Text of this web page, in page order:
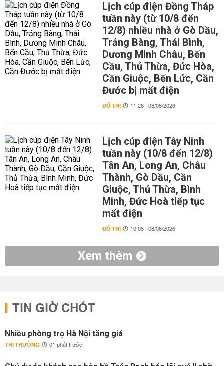
Lịch cúp điện Đồng Tháp
tuần này (từ 10/8 đến
12/8) nhiều nhà ở Gò Dầu,
Trảng Bàng, Thái Bình,
Dương Minh Châu, Bến
Cầu, Thủ Thừa, Đức Hòa,
Cần Giuộc, Bến Lức, Cần
Đước bị mất điện
ĐÔ THỊ 11:26 | 08/08/2026
Lịch cúp điện Tây Ninh
tuần này (10/8 đến 12/8)
Tân An, Long An, Châu
Thành, Gò Dầu, Cần
Giuộc, Thủ Thừa, Bình
Minh, Đức Hoà tiếp tục
mất điện
ĐÔ THỊ 10:05 | 08/08/2026
Xem thêm
TIN GIỜ CHÓT
Nhiều phòng trọ Hà Nội tăng giá
THỊ TRƯỜNG 01 phút trước